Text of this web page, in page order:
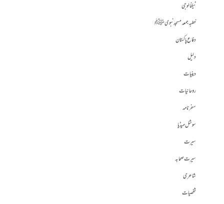
ٹیکنالوجی
خطبہ جمعہ مسجد نبوی ﷺ
دفاع پاکستان
دلیل
دینیات
روحانیات
سفرنامہ
سوشل میڈیا
سیرت
سیرت صحابہ
شاعری
شخصیات